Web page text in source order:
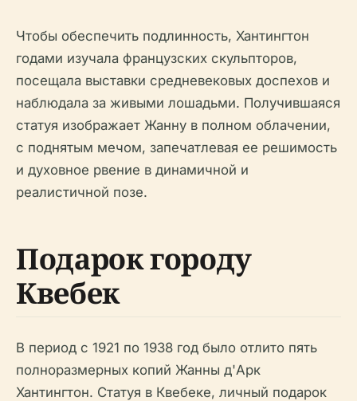
Чтобы обеспечить подлинность, Хантингтон
годами изучала французских скульпторов,
посещала выставки средневековых доспехов и
наблюдала за живыми лошадьми. Получившаяся
статуя изображает Жанну в полном облачении,
с поднятым мечом, запечатлевая ее решимость
и духовное рвение в динамичной и
реалистичной позе.
Подарок городу
Квебек
В период с 1921 по 1938 год было отлито пять
полноразмерных копий Жанны д'Арк
Хантингтон. Статуя в Квебеке, личный подарок